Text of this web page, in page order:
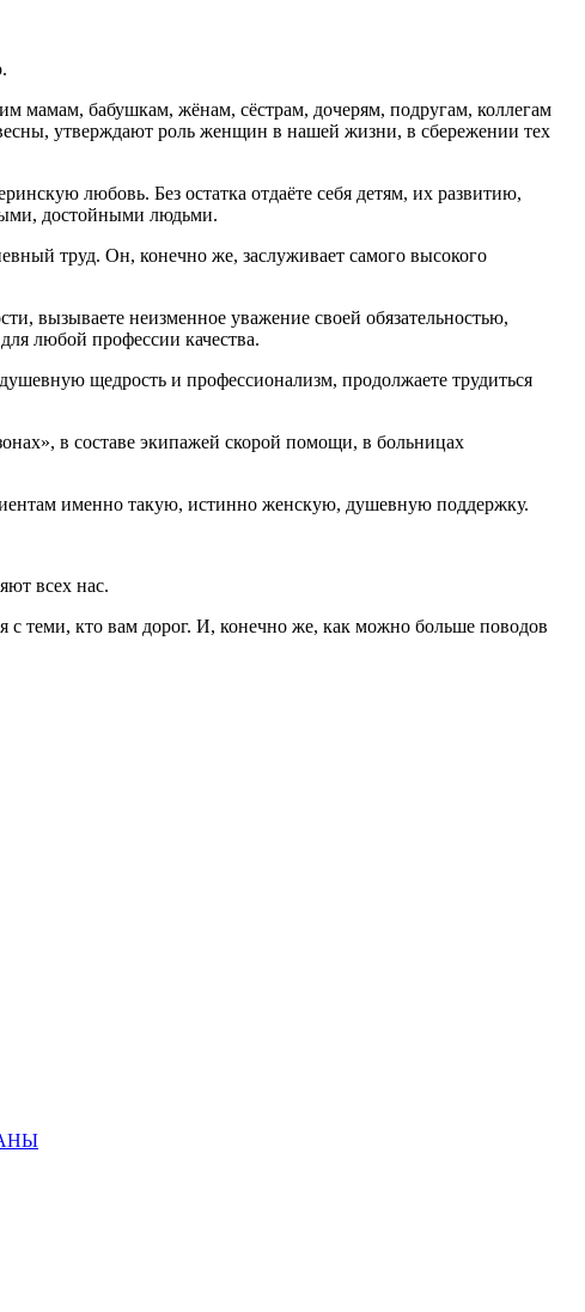
мамам, бабушкам, жёнам, сёстрам, дочерям, подругам, коллегам
утверждают роль женщин в нашей жизни, в сбережении тех
любовь. Без остатка отдаёте себя детям, их развитию,
достойными людьми.
труд. Он, конечно же, заслуживает самого высокого
вызываете неизменное уважение своей обязательностью,
любой профессии качества.
щедрость и профессионализм, продолжаете трудиться
в составе экипажей скорой помощи, в больницах
именно такую, истинно женскую, душевную поддержку.
всех нас.
с теми, кто вам дорог. И, конечно же, как можно больше поводов